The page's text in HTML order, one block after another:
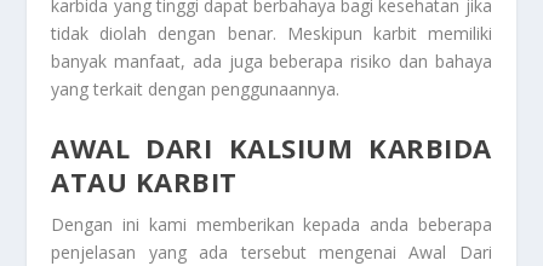
karbida yang tinggi dapat berbahaya bagi kesehatan jika
tidak diolah dengan benar. Meskipun karbit memiliki
banyak manfaat, ada juga beberapa risiko dan bahaya
yang terkait dengan penggunaannya.
AWAL DARI KALSIUM KARBIDA
ATAU KARBIT
Dengan ini kami memberikan kepada anda beberapa
penjelasan yang ada tersebut mengenaiAwal Dari